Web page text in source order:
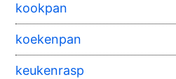
kookpan
koekenpan
keukenrasp